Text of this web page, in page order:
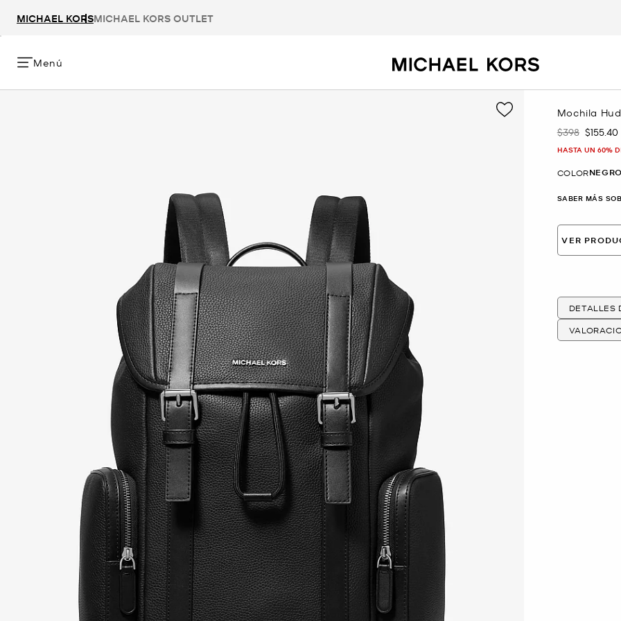
MICHAEL KORSMICHAEL KORS OUTLET
Menú
Mochila
Era
$398 Ahora
$155.40
HASTA UN 60%
COLOR
SABER MÁS
VER
DETALLES